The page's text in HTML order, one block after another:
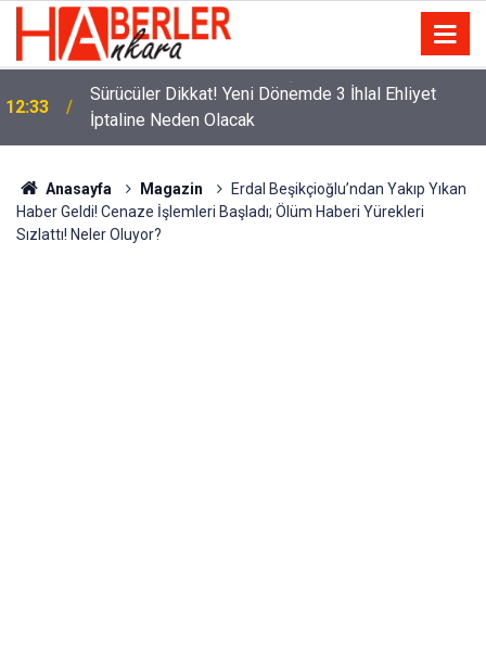
12:33
Sürücüler Dikkat! Yeni Dönemde 3 İhlal Ehliyet
İptaline Neden Olacak
Anasayfa Magazin
Erdal Beşikçioğlu’ndan Yakıp Yıkan
Haber Geldi! Cenaze İşlemleri Başladı; Ölüm Haberi Yürekleri
Sızlattı! Neler Oluyor?